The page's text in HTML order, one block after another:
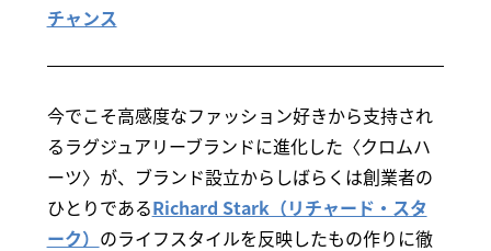
チャンス
今でこそ高感度なファッション好きから支持され
るラグジュアリーブランドに進化した〈クロムハ
ーツ〉が、ブランド設立からしばらくは創業者の
ひとりであるRichard Stark（リチャード・スタ
ーク） のライフスタイルを反映したもの作りに徹